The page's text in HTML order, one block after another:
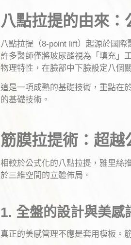
八點拉提的由來
八點拉提（8-point lift）起源於國際
許多醫師僅將玻尿酸視為「填充」
物理特性，在臉部中下臉設定八個
這是一項成熟的基礎技術，重點在
的基礎技術。
筋膜拉提術：超越
相較於公式化的八點拉提，雅里絲
於三維空間的立體佈局。
1. 全盤的設計與美感
真正的美感管理不應是套用模板。